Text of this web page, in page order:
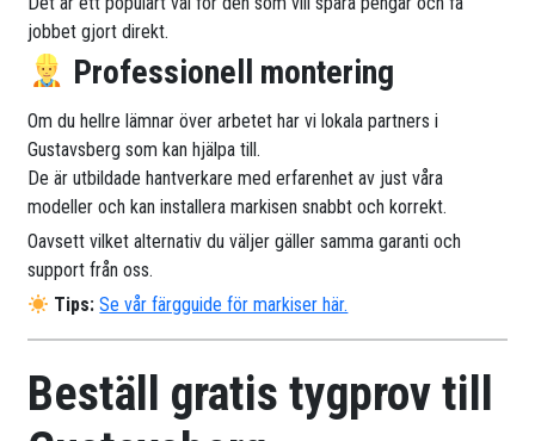
jobbet gjort direkt.
Professionell montering
Om du hellre lämnar över arbetet har vi lokala partners i
Gustavsberg som kan hjälpa till.
De är utbildade hantverkare med erfarenhet av just våra
modeller och kan installera markisen snabbt och korrekt.
Oavsett vilket alternativ du väljer gäller samma garanti och
support från oss.
Tips: Se vår färgguide för markiser här.
Beställ gratis tygprov till